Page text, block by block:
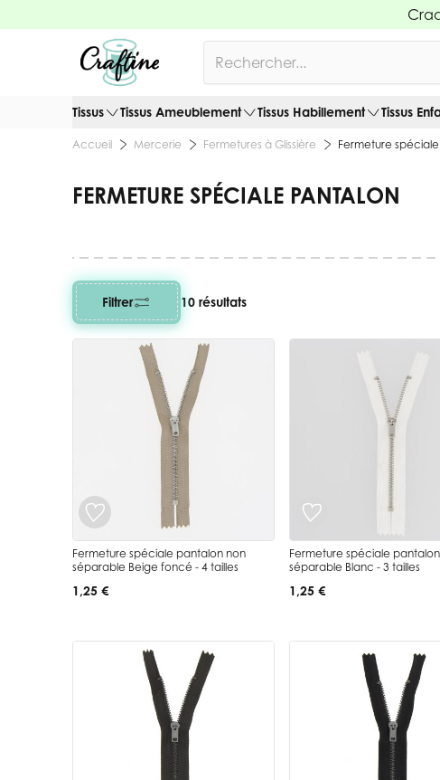
Tissus Tissus Ameublement Tissus Habillement Tissus
Accueil Mercerie Fermetures à Glissière Fermeture
FERMETURE SPÉCIALE PANTALON
Filtrer 10 résultats
Fermeture spéciale pantalon non
séparable Beige foncé - 4 tailles
1,25 €
Fermeture spéciale
séparable Blanc - 3 tailles
1,25 €